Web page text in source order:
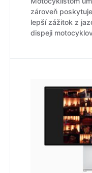
zároveň
lepší zážitok z
dispeji